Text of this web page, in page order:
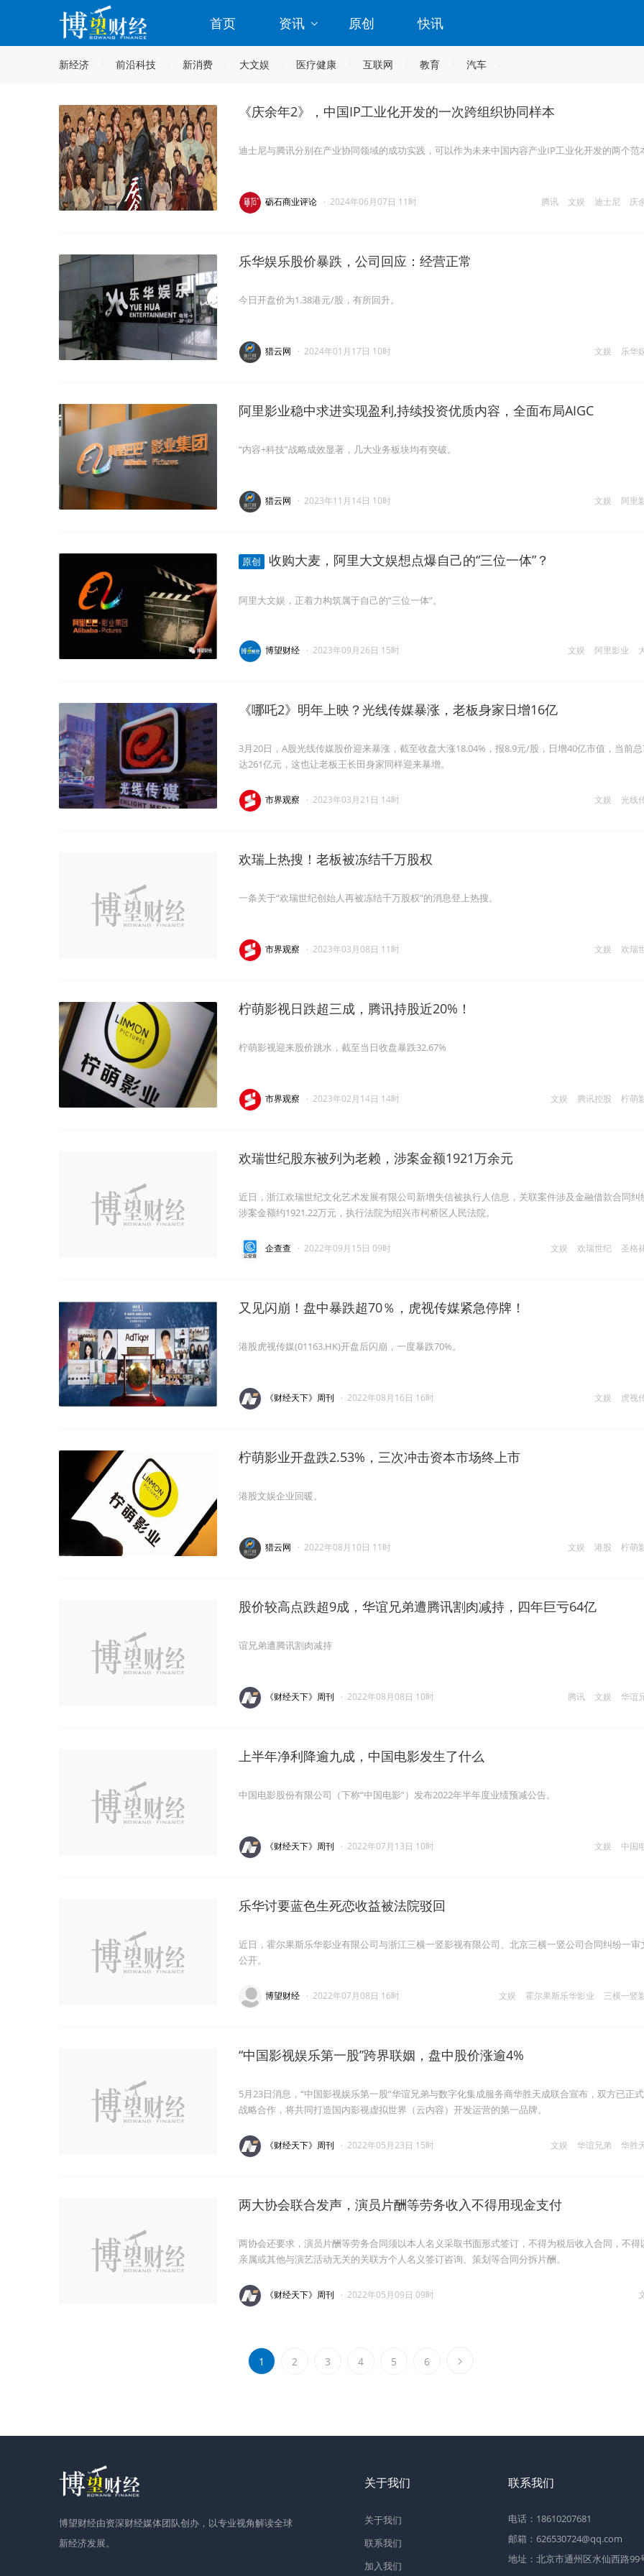
首页 资讯 原创 快讯
新经济 前沿科技 新消费 大文娱 医疗健康 互联网 教育 汽车
《庆余年2》，中国IP工业化开发的一次跨组织协同样本
迪士尼与腾讯分别在产业协同领域的成功实践，可以作为未来中国内容产业IP工业化开发的两个范
腾讯 文娱 迪士尼 庆
砺石商业评论 · 2024年06月07日 11时
乐华娱乐股价暴跌，公司回应：经营正常
今日开盘价为1.38港元/股，有所回升。
文娱 乐华
猎云网 · 2024年01月17日 10时
阿里影业稳中求进实现盈利,持续投资优质内容，全面布局AIGC
“内容+科技”战略成效显著，几大业务板块均有突破。
文娱 阿里
猎云网 · 2023年11月14日 10时
原创 收购大麦，阿里大文娱想点爆自己的“三位一体”？
阿里大文娱，正着力构筑属于自己的“三位一体”。
文娱 阿里影业
博望财经 · 2023年09月26日 15时
《哪吒2》明年上映？光线传媒暴涨，老板身家日增16亿
3月20日，A股光线传媒股价迎来暴涨，截至收盘大涨18.04%，报8.9元/股，日增40亿市值，当前
达261亿元，这也让老板王长田身家同样迎来暴增。
文娱 光线
市界观察 · 2023年03月21日 14时
欢瑞上热搜！老板被冻结千万股权
一条关于“欢瑞世纪创始人再被冻结千万股权”的消息登上热搜。
文娱 欢瑞
市界观察 · 2023年03月08日 11时
柠萌影视日跌超三成，腾讯持股近20%！
柠萌影视迎来股价跳水，截至当日收盘暴跌32.67%
文娱 腾讯控股 柠萌
市界观察 · 2023年02月14日 14时
欢瑞世纪股东被列为老赖，涉案金额1921万余元
近日，浙江欢瑞世纪文化艺术发展有限公司新增失信被执行人信息，关联案件涉及金融借款合同纠
涉案金额约1921.22万元，执行法院为绍兴市柯桥区人民法院。
文娱 欢瑞世纪 圣格
企查查 · 2022年09月15日 09时
又见闪崩！盘中暴跌超70％，虎视传媒紧急停牌！
港股虎视传媒(01163.HK)开盘后闪崩，一度暴跌70%。
文娱 虎视
《财经天下》周刊 · 2022年08月16日 16时
柠萌影业开盘跌2.53%，三次冲击资本市场终上市
港股文娱企业回暖。
文娱 港股 柠萌
猎云网 · 2022年08月10日 11时
股价较高点跌超9成，华谊兄弟遭腾讯割肉减持，四年巨亏64亿
谊兄弟遭腾讯割肉减持
腾讯 文娱 华谊
《财经天下》周刊 · 2022年08月08日 10时
上半年净利降逾九成，中国电影发生了什么
中国电影股份有限公司（下称“中国电影”）发布2022年半年度业绩预减公告。
文娱 中国
《财经天下》周刊 · 2022年07月13日 10时
乐华讨要蓝色生死恋收益被法院驳回
近日，霍尔果斯乐华影业有限公司与浙江三横一竖影视有限公司、北京三横一竖公司合同纠纷一审
公开。
文娱 霍尔果斯乐华影业 三横一竖
博望财经 · 2022年07月08日 16时
“中国影视娱乐第一股”跨界联姻，盘中股价涨逾4%
5月23日消息，“中国影视娱乐第一股”华谊兄弟与数字化集成服务商华胜天成联合宣布，双方已正
战略合作，将共同打造国内影视虚拟世界（云内容）开发运营的第一品牌。
文娱 华谊兄弟 华胜
《财经天下》周刊 · 2022年05月23日 15时
两大协会联合发声，演员片酬等劳务收入不得用现金支付
两协会还要求，演员片酬等劳务合同须以本人名义采取书面形式签订，不得为税后收入合同，不得
亲属或其他与演艺活动无关的关联方个人名义签订咨询、策划等合同分拆片酬。
《财经天下》周刊 · 2022年05月09日 09时
1 2 3 4 5 6
博望财经由资深财经媒体团队创办，以专业视角解读全球
新经济发展。
关于我们
关于我们
联系我们
加入我们
联系我们
电话：18610207681
邮箱：626530724@qq.com
地址：北京市通州区水仙西路99